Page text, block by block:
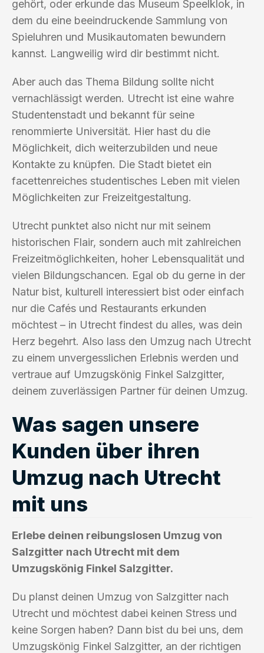
gehört, oder erkunde das Museum Speelklok, in
dem du eine beeindruckende Sammlung von
Spieluhren und Musikautomaten bewundern
kannst. Langweilig wird dir bestimmt nicht.
Aber auch das Thema Bildung sollte nicht
vernachlässigt werden. Utrecht ist eine wahre
Studentenstadt und bekannt für seine
renommierte Universität. Hier hast du die
Möglichkeit, dich weiterzubilden und neue
Kontakte zu knüpfen. Die Stadt bietet ein
facettenreiches studentisches Leben mit vielen
Möglichkeiten zur Freizeitgestaltung.
Utrecht punktet also nicht nur mit seinem
historischen Flair, sondern auch mit zahlreichen
Freizeitmöglichkeiten, hoher Lebensqualität und
vielen Bildungschancen. Egal ob du gerne in der
Natur bist, kulturell interessiert bist oder einfach
nur die Cafés und Restaurants erkunden
möchtest – in Utrecht findest du alles, was dein
Herz begehrt. Also lass den Umzug nach Utrecht
zu einem unvergesslichen Erlebnis werden und
vertraue auf Umzugskönig Finkel Salzgitter,
deinem zuverlässigen Partner für deinen Umzug.
Was sagen unsere
Kunden über ihren
Umzug nach Utrecht
mit uns
Erlebe deinen reibungslosen Umzug von
Salzgitter nach Utrecht mit dem
Umzugskönig Finkel Salzgitter.
Du planst deinen Umzug von Salzgitter nach
Utrecht und möchtest dabei keinen Stress und
keine Sorgen haben? Dann bist du bei uns, dem
Umzugskönig Finkel Salzgitter, an der richtigen